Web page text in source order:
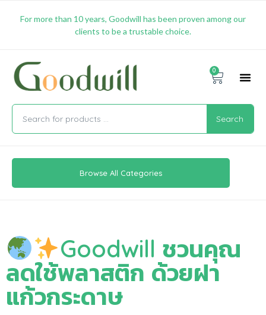
For more than 10 years, Goodwill has been proven among our
clients to be a trustable choice.
0
Search
Browse All Categories
Goodwill ชวนคุณ
ลดใช้พลาสติก ด้วยฝา
แก้วกระดาษ